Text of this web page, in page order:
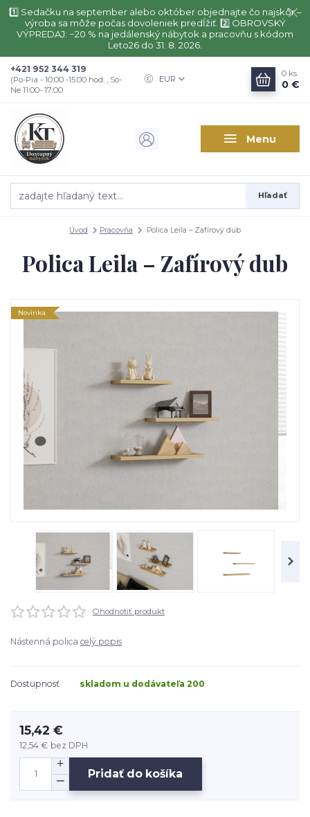
1️⃣ Sedačku na september alebo október objednajte čo najskôr –
výroba sa môže počas dovoleniek predĺžiť. 2️⃣ OBROVSKÝ
VÝPREDAJ: −20 % na jedálenský nábytok a pracovňu s kódom
Leto26 do 31. 8. 2026.
Menu
EUR
Hľadať
+421 952 344 319
(Po-Pia - 10:00 -15:00 hod. , So-
Ne 11:00- 17:00
0 ks
0 €
Úvod Pracovňa Polica Leila – Zafírový dub
Polica Leila – Zafírový dub
Novinka
Ohodnotiť produkt
Nástenná polica celý popis
Dostupnosť skladom u dodávateľa 200
15,42 €
12,54 € bez DPH
Pridať do košíka